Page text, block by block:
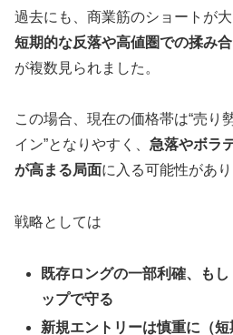
過去にも、商業筋のショートが
短期的な反落や高値圏での揉み
が複数見られました。
この場合、現在の価格帯は“売り
イン”となりやすく、 急落やボラ
が高まる局面に入る可能性があり
戦略としては
既存ロングの一部利確、も
ップで守る
新規エントリーは慎重に（短